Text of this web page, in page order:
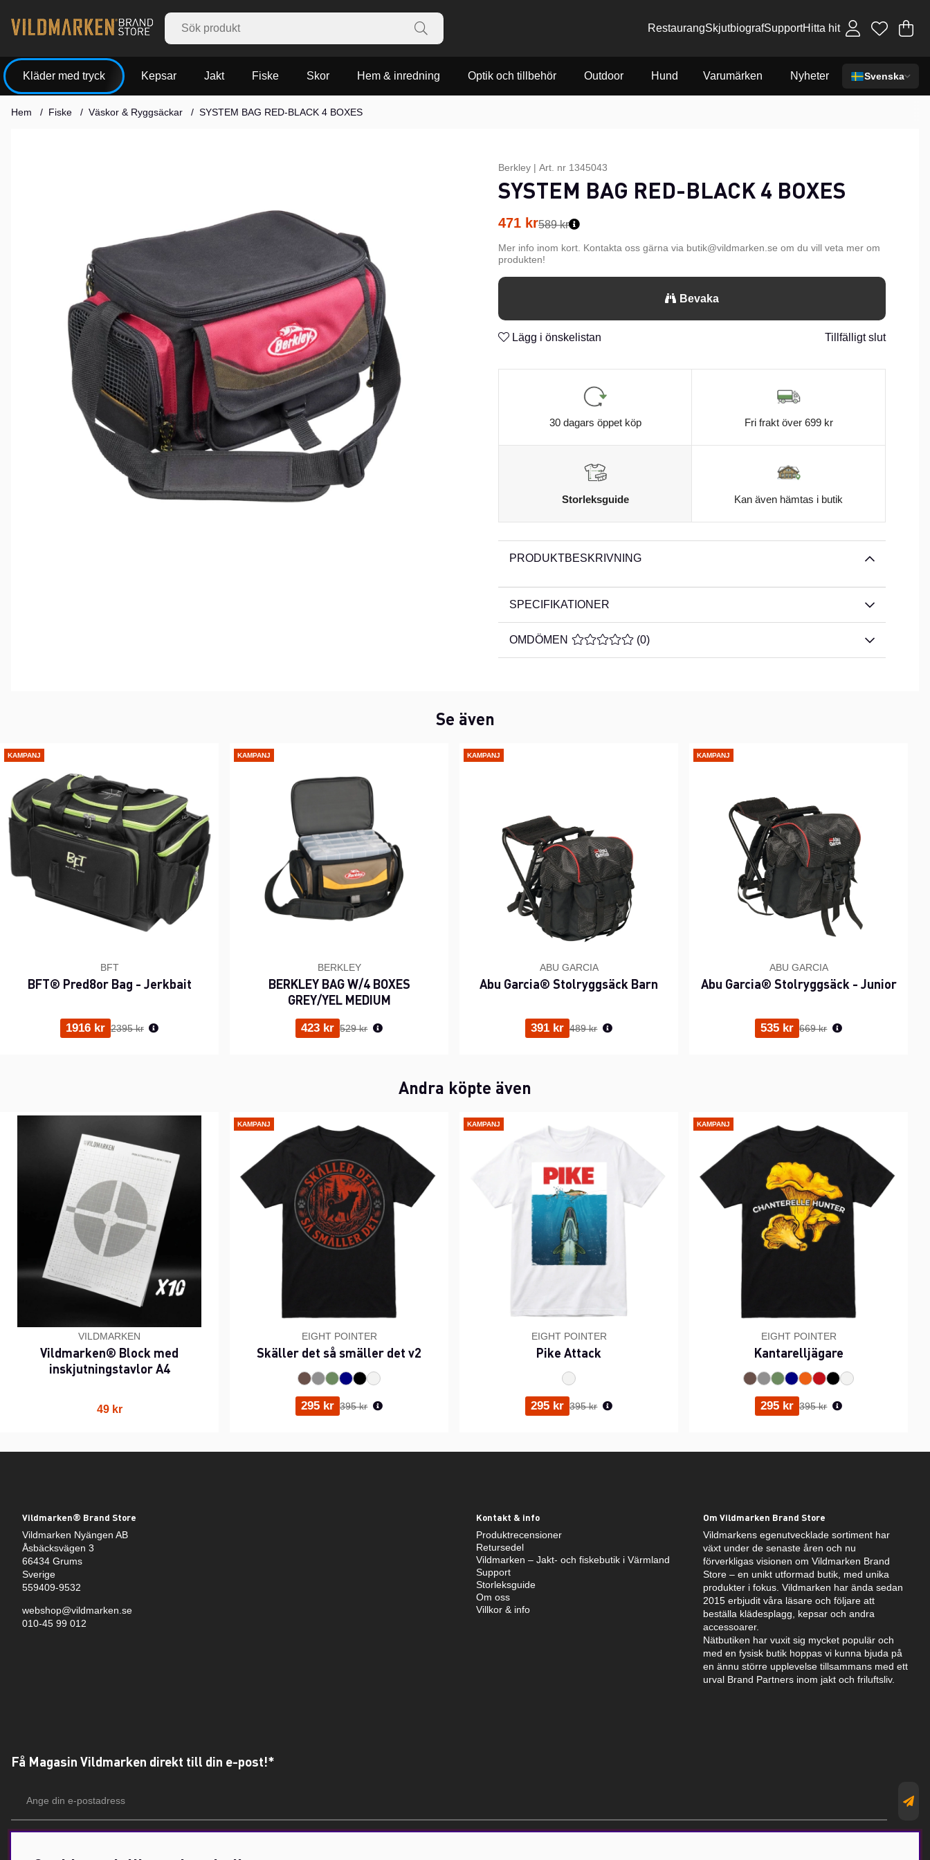
RestaurangSkjutbiografSupportHitta hit .
Kläder med tryck Kepsar Jakt Fiske Skor Hem & inredning Optik och tillbehör Outdoor Hund Varumärken Nyheter Svenska
Hem Fiske Väskor & Ryggsäckar SYSTEM BAG RED-BLACK 4 BOXES
Berkley | Art. nr 1345043
SYSTEM BAG RED-BLACK 4 BOXES
471 kr589 kr
Mer info inom kort. Kontakta oss gärna via butik@vildmarken.se om du vill veta mer om
produkten!
Bevaka
Lägg i önskelistan Tillfälligt slut
30 dagars öppet köp Fri frakt över 699 kr
Storleksguide Kan även hämtas i butik
PRODUKTBESKRIVNING
SPECIFIKATIONER
OMDÖMEN MEDELBETYG 0 AV 5 ANTAL BETYG 0
(0)
Se även
KAMPANJ
BFT
BFT® Pred8or Bag - Jerkbait
1916 kr Ordinarie pris:
2395 kr
KAMPANJ
BERKLEY
BERKLEY BAG W/4 BOXES
GREY/YEL MEDIUM
423 kr Ordinarie pris:
529 kr
KAMPANJ
ABU GARCIA
Abu Garcia® Stolryggsäck Barn
391 kr Ordinarie pris:
489 kr
KAMPANJ
ABU GARCIA
Abu Garcia® Stolryggsäck - Junior
535 kr Ordinarie pris:
669 kr
Andra köpte även
VILDMARKEN
Vildmarken® Block med
inskjutningstavlor A4
49 kr
KAMPANJ
EIGHT POINTER
Skäller det så smäller det v2
295 kr Ordinarie pris:
395 kr
KAMPANJ
EIGHT POINTER
Pike Attack
295 kr Ordinarie pris:
395 kr
KAMPANJ
EIGHT POINTER
Kantarelljägare
295 kr Ordinarie pris:
395 kr
Vildmarken® Brand Store
Vildmarken Nyängen AB
Åsbäcksvägen 3
66434 Grums
Sverige
559409-9532
webshop@vildmarken.se
010-45 99 012
Kontakt & info
Produktrecensioner
Retursedel
Vildmarken – Jakt- och fiskebutik i Värmland
Support
Storleksguide
Om oss
Villkor & info
Om Vildmarken Brand Store
Vildmarkens egenutvecklade sortiment har
växt under de senaste åren och nu
förverkligas visionen om Vildmarken Brand
Store – en unikt utformad butik, med unika
produkter i fokus. Vildmarken har ända sedan
2015 erbjudit våra läsare och följare att
beställa klädesplagg, kepsar och andra
accessoarer.
Nätbutiken har vuxit sig mycket populär och
med en fysisk butik hoppas vi kunna bjuda på
en ännu större upplevelse tillsammans med ett
urval Brand Partners inom jakt och friluftsliv.
Få Magasin Vildmarken direkt till din e-post!*
postadress